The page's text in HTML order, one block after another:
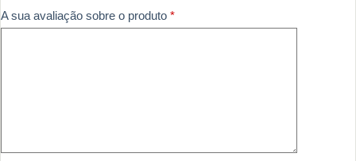
A sua avaliação sobre o produto *